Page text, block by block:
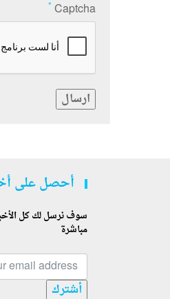
Captcha
*
ارسال
أحصل على
سوف نرسل لك كل
مباشرة
أشترك